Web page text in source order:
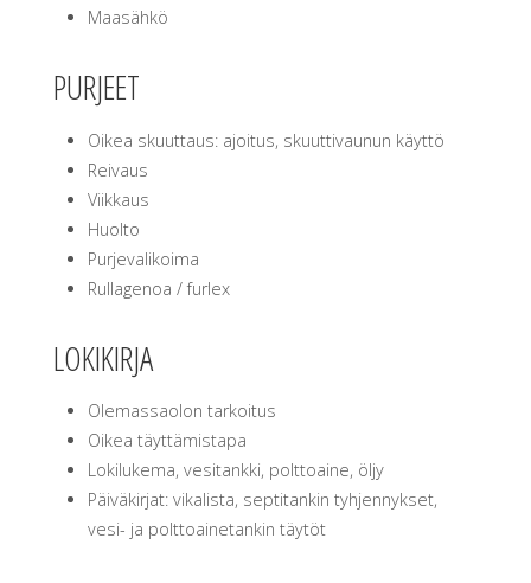
Maasähkö
PURJEET
Oikea skuuttaus: ajoitus, skuuttivaunun käyttö
Reivaus
Viikkaus
Huolto
Purjevalikoima
Rullagenoa / furlex
LOKIKIRJA
Olemassaolon tarkoitus
Oikea täyttämistapa
Lokilukema, vesitankki, polttoaine, öljy
Päiväkirjat: vikalista, septitankin tyhjennykset,
vesi- ja polttoainetankin täytöt